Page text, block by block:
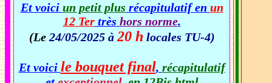
Et voici un petit plus récapitulatif en un
12 Tertrès hors norme.
(Le 24/05/2025 à 20 h locales TU-4)
Et voici le bouquet final, récapitulatif